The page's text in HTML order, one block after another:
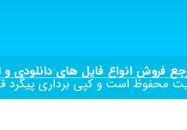
فروش انواع فایل های دانلودی و
محفوظ است و کپی برداری پیگرد